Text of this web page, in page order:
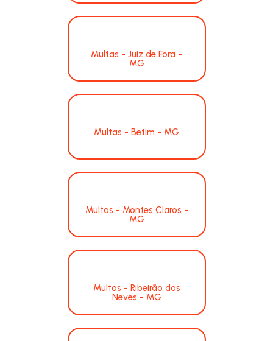
Multas - Juiz de Fora -
MG
Multas - Betim - MG
Multas - Montes Claros -
MG
Multas - Ribeirão das
Neves - MG